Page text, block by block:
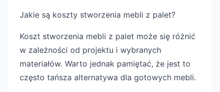
Jakie są koszty stworzenia mebli z palet?
Koszt stworzenia mebli z palet może się różnić
w zależności od projektu i wybranych
materiałów. Warto jednak pamiętać, że jest to
często tańsza alternatywa dla gotowych mebli.